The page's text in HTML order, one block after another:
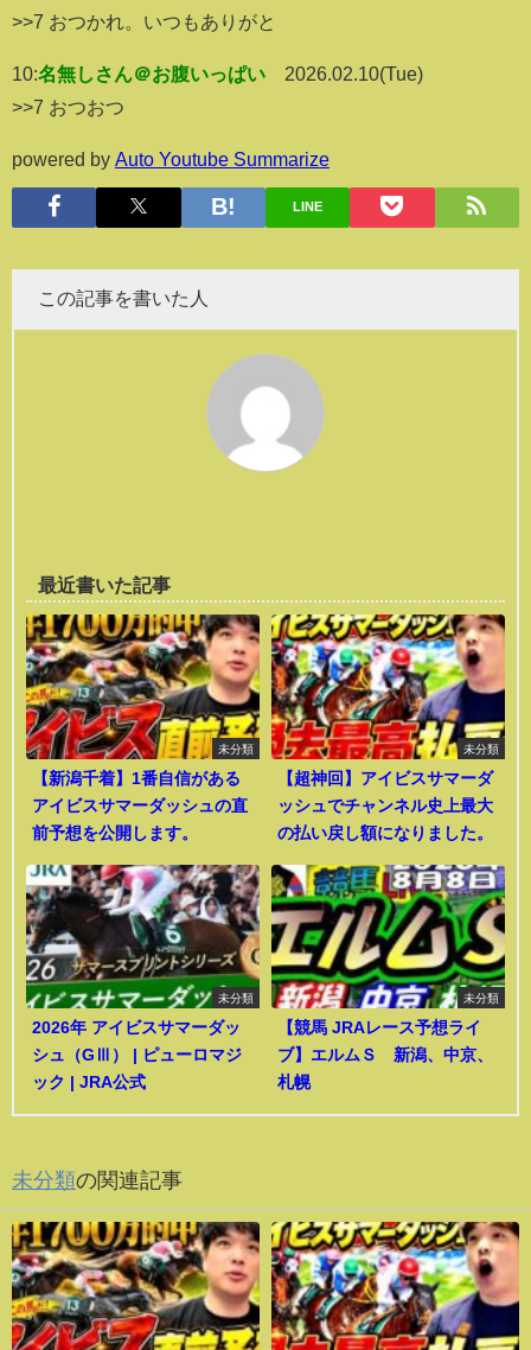
>>7 おつかれ。いつもありがと
10:名無しさん＠お腹いっぱい
2026.02.10(Tue)
>>7 おつおつ
powered by Auto Youtube Summarize
LINE
この記事を書いた人
最近書いた記事
未分類
【新潟千着】1番自信がある
アイビスサマーダッシュの直
前予想を公開します。
未分類
【超神回】アイビスサマーダ
ッシュでチャンネル史上最大
の払い戻し額になりました。
未分類
2026年 アイビスサマーダッ
シュ（GⅢ） | ピューロマジ
ック | JRA公式
未分類
【競馬 JRAレース予想ライ
ブ】エルムＳ 新潟、中京、
札幌
未分類の関連記事